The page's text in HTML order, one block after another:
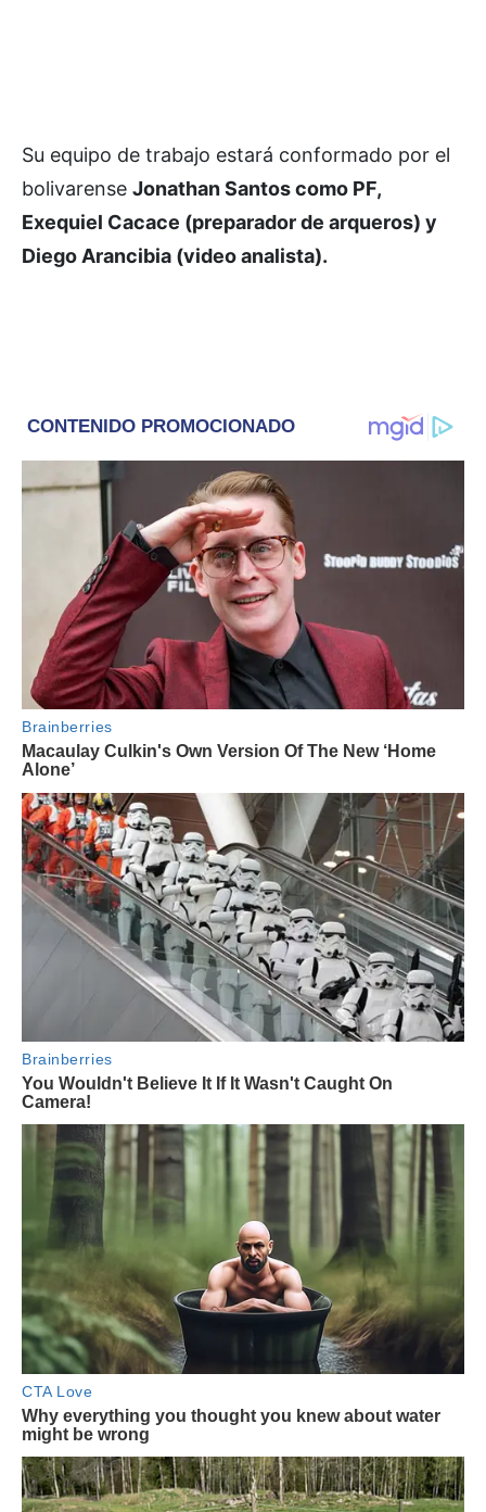
Su equipo de trabajo estará conformado por el
bolivarense Jonathan Santos como PF,
Exequiel Cacace (preparador de arqueros) y
Diego Arancibia (video analista).